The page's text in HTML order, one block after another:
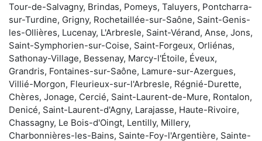
Tour-de-Salvagny, Brindas, Pomeys, Taluyers, Pontcharra-
sur-Turdine, Grigny, Rochetaillée-sur-Saône, Saint-Genis-
les-Ollières, Lucenay, L'Arbresle, Saint-Vérand, Anse, Jons,
Saint-Symphorien-sur-Coise, Saint-Forgeux, Orliénas,
Sathonay-Village, Bessenay, Marcy-l'Étoile, Éveux,
Grandris, Fontaines-sur-Saône, Lamure-sur-Azergues,
Villié-Morgon, Fleurieux-sur-l'Arbresle, Régnié-Durette,
Chères, Jonage, Cercié, Saint-Laurent-de-Mure, Rontalon,
Denicé, Saint-Laurent-d'Agny, Larajasse, Haute-Rivoire,
Chassagny, Le Bois-d'Oingt, Lentilly, Millery,
Charbonnières-les-Bains, Sainte-Foy-l'Argentière, Sainte-